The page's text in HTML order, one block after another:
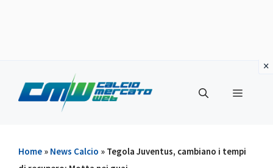
contenuto
Menu
Home » News Calcio » Tegola Juventus, cambiano i tempi